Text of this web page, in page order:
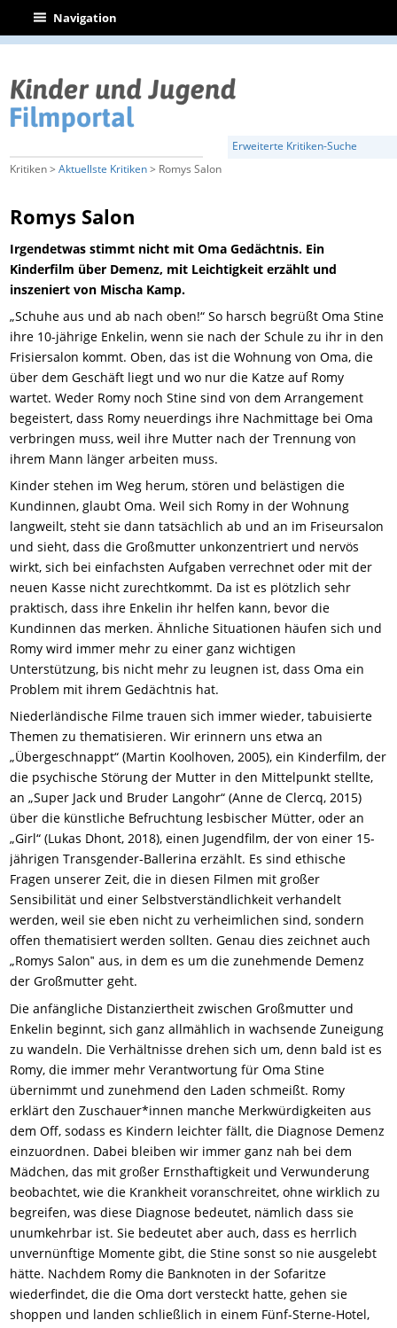
| Navigation
Erweiterte Kritiken-Suche
Kritiken >Aktuellste Kritiken> Romys Salon
Romys Salon
Irgendetwas stimmt nicht mit Oma Gedächtnis. Ein
Kinderfilm über Demenz, mit Leichtigkeit erzählt und
inszeniert von Mischa Kamp.
„Schuhe aus und ab nach oben!“ So harsch begrüßt Oma Stine
ihre 10-jährige Enkelin, wenn sie nach der Schule zu ihr in den
Frisiersalon kommt. Oben, das ist die Wohnung von Oma, die
über dem Geschäft liegt und wo nur die Katze auf Romy
wartet. Weder Romy noch Stine sind von dem Arrangement
begeistert, dass Romy neuerdings ihre Nachmittage bei Oma
verbringen muss, weil ihre Mutter nach der Trennung von
ihrem Mann länger arbeiten muss.
Kinder stehen im Weg herum, stören und belästigen die
Kundinnen, glaubt Oma. Weil sich Romy in der Wohnung
langweilt, steht sie dann tatsächlich ab und an im Friseursalon
und sieht, dass die Großmutter unkonzentriert und nervös
wirkt, sich bei einfachsten Aufgaben verrechnet oder mit der
neuen Kasse nicht zurechtkommt. Da ist es plötzlich sehr
praktisch, dass ihre Enkelin ihr helfen kann, bevor die
Kundinnen das merken. Ähnliche Situationen häufen sich und
Romy wird immer mehr zu einer ganz wichtigen
Unterstützung, bis nicht mehr zu leugnen ist, dass Oma ein
Problem mit ihrem Gedächtnis hat.
Niederländische Filme trauen sich immer wieder, tabuisierte
Themen zu thematisieren. Wir erinnern uns etwa an
„Übergeschnappt“ (Martin Koolhoven, 2005), ein Kinderfilm, der
die psychische Störung der Mutter in den Mittelpunkt stellte,
an „Super Jack und Bruder Langohr“ (Anne de Clercq, 2015)
über die künstliche Befruchtung lesbischer Mütter, oder an
„Girl“ (Lukas Dhont, 2018), einen Jugendfilm, der von einer 15-
jährigen Transgender-Ballerina erzählt. Es sind ethische
Fragen unserer Zeit, die in diesen Filmen mit großer
Sensibilität und einer Selbstverständlichkeit verhandelt
werden, weil sie eben nicht zu verheimlichen sind, sondern
offen thematisiert werden sollten. Genau dies zeichnet auch
„Romys Salon‟ aus, in dem es um die zunehmende Demenz
der Großmutter geht.
Die anfängliche Distanziertheit zwischen Großmutter und
Enkelin beginnt, sich ganz allmählich in wachsende Zuneigung
zu wandeln. Die Verhältnisse drehen sich um, denn bald ist es
Romy, die immer mehr Verantwortung für Oma Stine
übernimmt und zunehmend den Laden schmeißt. Romy
erklärt den Zuschauer*innen manche Merkwürdigkeiten aus
dem Off, sodass es Kindern leichter fällt, die Diagnose Demenz
einzuordnen. Dabei bleiben wir immer ganz nah bei dem
Mädchen, das mit großer Ernsthaftigkeit und Verwunderung
beobachtet, wie die Krankheit voranschreitet, ohne wirklich zu
begreifen, was diese Diagnose bedeutet, nämlich dass sie
unumkehrbar ist. Sie bedeutet aber auch, dass es herrlich
unvernünftige Momente gibt, die Stine sonst so nie ausgelebt
hätte. Nachdem Romy die Banknoten in der Sofaritze
wiederfindet, die die Oma dort versteckt hatte, gehen sie
shoppen und landen schließlich in einem Fünf-Sterne-Hotel,